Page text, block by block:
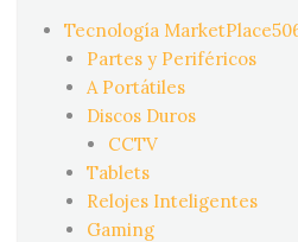
Tecnología
Partes y Periféricos
A Portátiles
Discos Duros
CCTV
Tablets
Relojes Inteligentes
Gaming